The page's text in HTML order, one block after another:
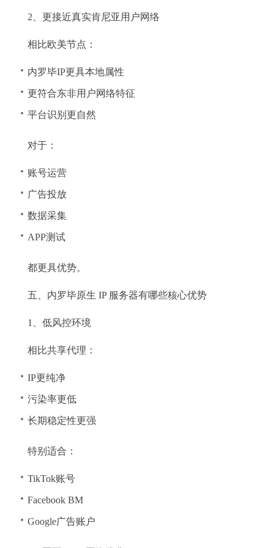
2、更接近真实肯尼亚用户网络
相比欧美节点：
内罗毕IP更具本地属性
更符合东非用户网络特征
平台识别更自然
对于：
账号运营
广告投放
数据采集
APP测试
都更具优势。
五、内罗毕原生 IP 服务器有哪些核心优势
1、低风控环境
相比共享代理：
IP更纯净
污染率更低
长期稳定性更强
特别适合：
TikTok账号
Facebook BM
Google广告账户